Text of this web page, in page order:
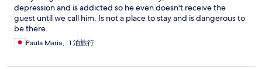
depression and is addicted so he even doesn't receive the
guest until we call him. Is not a place to stay and is dangerous to
be there.
Paula Maria、1 泊旅行